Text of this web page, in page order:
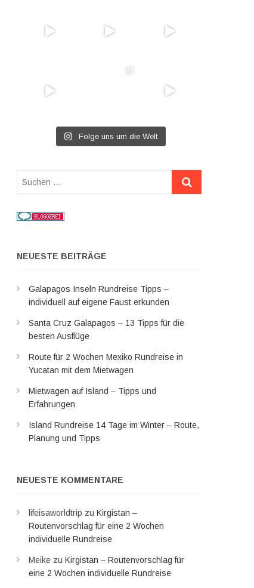
Folge uns um die Welt
Suchen
NEUESTE BEITRÄGE
Galapagos Inseln Rundreise Tipps –
individuell auf eigene Faust erkunden
Santa Cruz Galapagos – 13 Tipps für die
besten Ausflüge
Route für 2 Wochen Mexiko Rundreise in
Yucatan mit dem Mietwagen
Mietwagen auf Island – Tipps und
Erfahrungen
Island Rundreise 14 Tage im Winter – Route,
Planung und Tipps
NEUESTE KOMMENTARE
lifeisaworldtrip zu Kirgistan –
Routenvorschlag für eine 2 Wochen
individuelle Rundreise
Meike zu Kirgistan – Routenvorschlag für
eine 2 Wochen individuelle Rundreise